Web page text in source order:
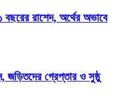
রাশেদ, অর্থের অভাবে
জড়িতদের গ্রেপ্তার ও সুষ্ঠু